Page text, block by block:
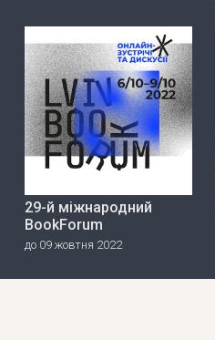
29-й міжнародний
BookForum
до 09 жовтня 2022